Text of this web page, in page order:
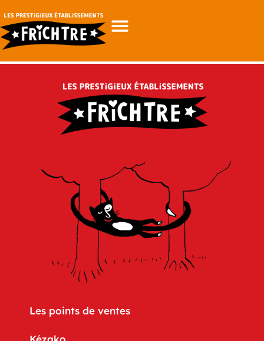
Les points de ventes